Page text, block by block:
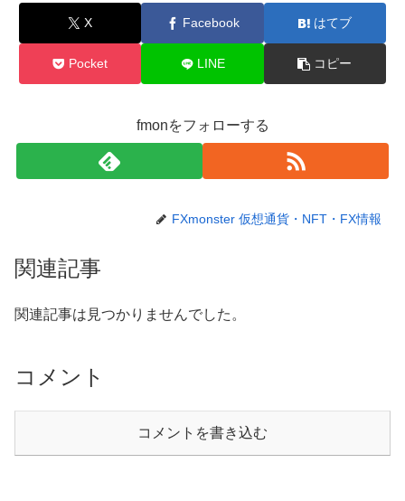
X Facebook はてブ
Pocket LINE コピー
fmonをフォローする
FXmonster 仮想通貨・NFT・FX情報
関連記事
関連記事は見つかりませんでした。
コメント
コメントを書き込む